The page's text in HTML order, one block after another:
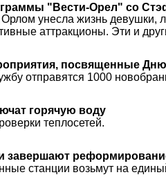
"Вести-Орел" со
унесла жизнь девушки,
аттракционы. Эти и
посвященные
отправятся 1000
горячую воду
теплосетей.
завершают
станции возьмут на